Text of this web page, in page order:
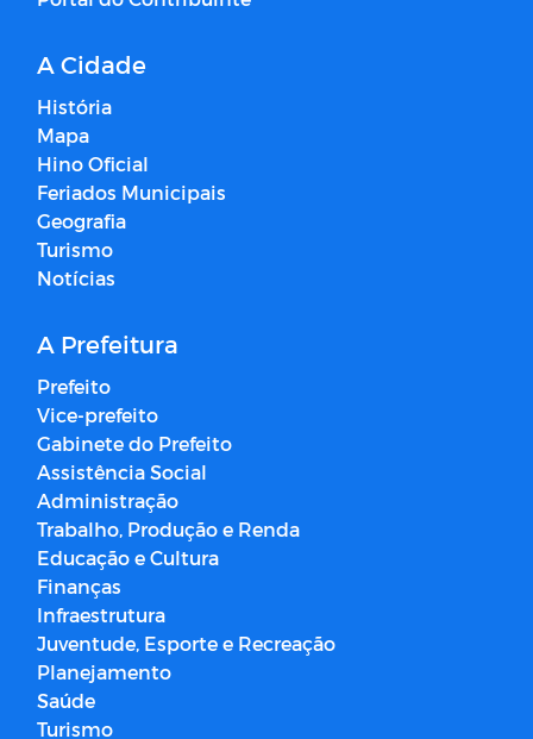
A Cidade
História
Mapa
Hino Oficial
Feriados Municipais
Geografia
Turismo
Notícias
A Prefeitura
Prefeito
Vice-prefeito
Gabinete do Prefeito
Assistência Social
Administração
Trabalho, Produção e Renda
Educação e Cultura
Finanças
Infraestrutura
Juventude, Esporte e Recreação
Planejamento
Saúde
Turismo